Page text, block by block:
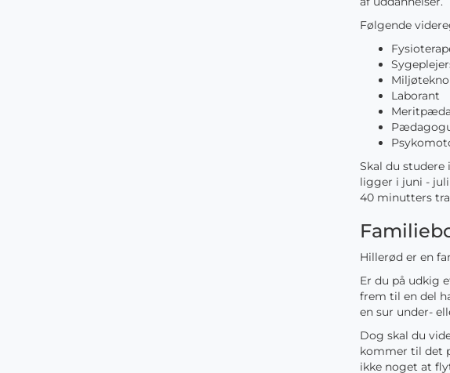
Følgende
Laborant
Skal du
ligger i juni -
40 minutters
Hillerød er en
Er du på udkig
frem til en del
en sur under-
Dog skal du
kommer til det
ikke noget at